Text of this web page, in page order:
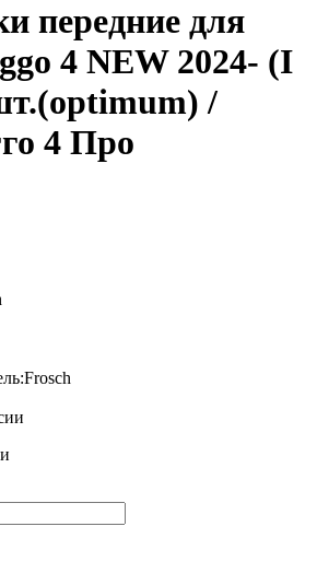
передние для
4 NEW 2024- (I
/
4 Про